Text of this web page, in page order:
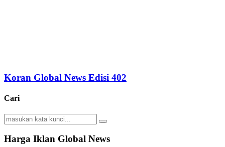
Koran Global News Edisi 402
Cari
Search
for:
Search
Harga Iklan Global News